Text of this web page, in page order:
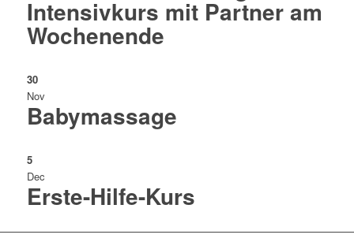
Intensivkurs mit Partner am
Wochenende
30
Nov
Babymassage
5
Dec
Erste-Hilfe-Kurs